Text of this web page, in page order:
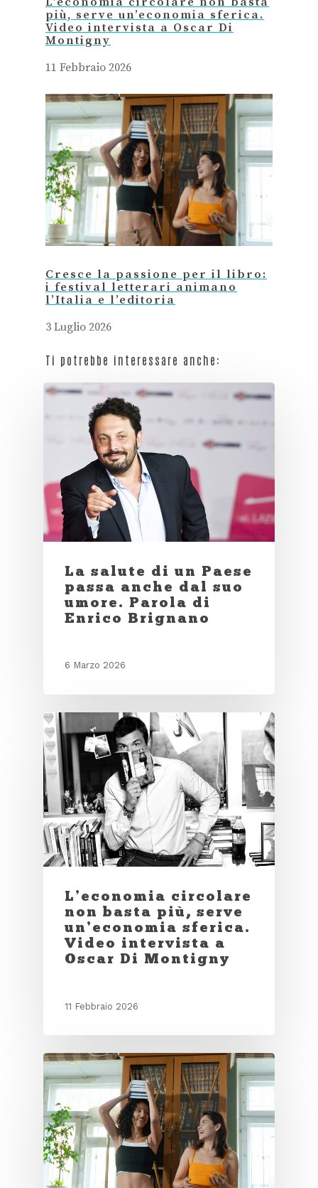
più, serve un’economia sferica.
Video intervista a Oscar Di
Montigny
11 Febbraio 2026
Cresce la passione per il libro:
i festival letterari animano
l’Italia e l’editoria
3 Luglio 2026
Ti potrebbe interessare anche:
La salute di un Paese
passa anche dal suo
umore. Parola di
Enrico Brignano
6 Marzo 2026
L’economia circolare
non basta più, serve
un’economia sferica.
Video intervista a
Oscar Di Montigny
11 Febbraio 2026